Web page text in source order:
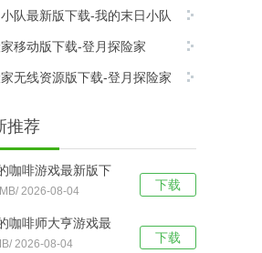
模拟器手游版 v4.5.0安卓版下
队最新版下载-我的末日小队
卓版下载
移动版下载-登月探险家
绿色版v2.8.6安卓版下载
无线资源版下载-登月探险家
推荐
下载
咖啡游戏最新版下
的咖啡官方版 v2.0
下载
2026-08-04
下载
咖啡师大亨游戏最
载-懒散的咖啡师大
2026-08-04